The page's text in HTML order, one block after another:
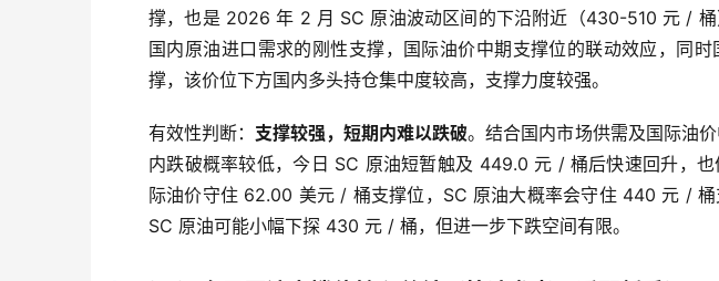
撑，也是 2026 年 2 月 SC 原油波动区间的下沿附近（430-510 元 / 桶
国内原油进口需求的刚性支撑，国际油价中期支撑位的联动效应，同
撑，该价位下方国内多头持仓集中度较高，支撑力度较强。
有效性判断： 支撑较强，短期内难以跌破。结合国内市场供需及国际油
内跌破概率较低，今日 SC 原油短暂触及 449.0 元 / 桶后快速回升，
际油价守住 62.00 美元 / 桶支撑位，SC 原油大概率会守住 440 元 / 桶
SC 原油可能小幅下探 430 元 / 桶，但进一步下跌空间有限。